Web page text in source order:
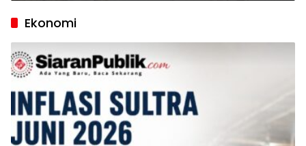
Ekonomi